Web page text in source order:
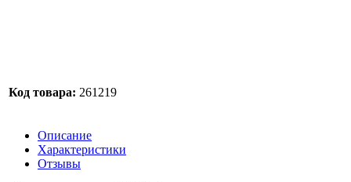
Код товара: 261219
Описание
Характеристики
Отзывы